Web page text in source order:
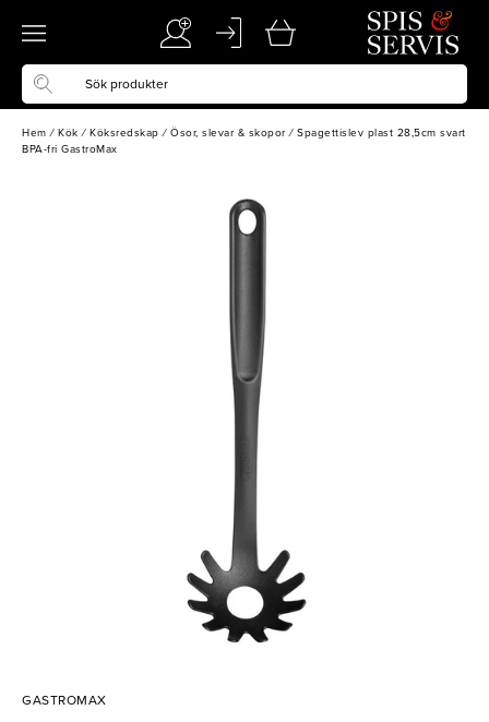
Hem / Kök / Köksredskap / Ösor, slevar & skopor / Spagettislev plast 28,5cm svart
BPA-fri GastroMax
GASTROMAX